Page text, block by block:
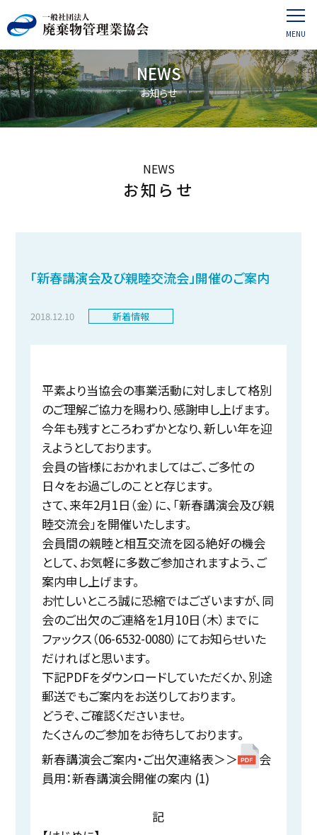
NEWS
お知らせ
NEWS
お知らせ
「新春講演会及び親睦交流会」開催のご案内
2018.12.10 新着情報
平素より当協会の事業活動に対しまして格別
のご理解ご協力を賜わり、感謝申し上げます。
今年も残すところわずかとなり、新しい年を迎
えようとしております。
会員の皆様におかれましてはご、ご多忙の
日々をお過ごしのことと存じます。
さて、来年2月1日（金）に、「新春講演会及び親
睦交流会」を開催いたします。
会員間の親睦と相互交流を図る絶好の機会
として、お気軽に多数ご参加されますよう、ご
案内申し上げます。
お忙しいところ誠に恐縮ではございますが、同
会のご出欠のご連絡を1月10日（木）までに
ファックス（06-6532-0080）にてお知らせいた
だければと思います。
下記PDFをダウンロードしていただくか、別途
郵送でもご案内をお送りしております。
どうぞ、ご確認くださいませ。
たくさんのご参加をお待ちしております。
新春講演会ご案内・ご出欠連絡表＞＞
会
員用：新春講演会開催の案内 (1)
記